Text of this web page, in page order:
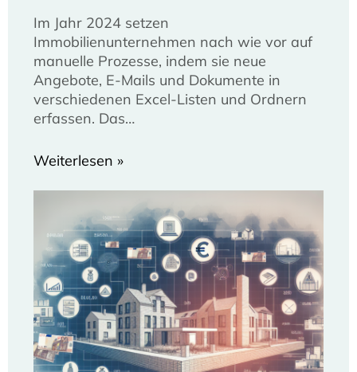
Im Jahr 2024 setzen
Immobilienunternehmen nach wie vor auf
manuelle Prozesse, indem sie neue
Angebote, E-Mails und Dokumente in
verschiedenen Excel-Listen und Ordnern
erfassen. Das…
Weiterlesen »